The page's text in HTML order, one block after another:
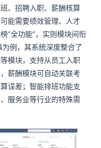
、招聘入职、薪酬核算
能需要绩效管理、人才
“全功能”，实则模块间衔
例，其系统深度整合了
模块，支持从员工入职
薪酬模块可自动关联考
误差；智能排班功能支
服务业等行业的特殊需